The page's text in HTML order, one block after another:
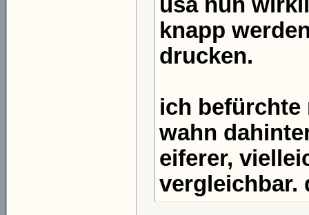
knapp
drucken.
ich befürchte
wahn
eiferer,
vergleichbar.